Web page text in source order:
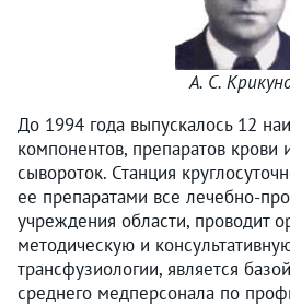
А. С.
До 1994 года выпускалось 12
компонентов, препаратов крови
сывороток. Станция
ее препаратами все лечебно-
учреждения области, проводит
методическую и
трансфузиологии, является
среднего медперсонала по